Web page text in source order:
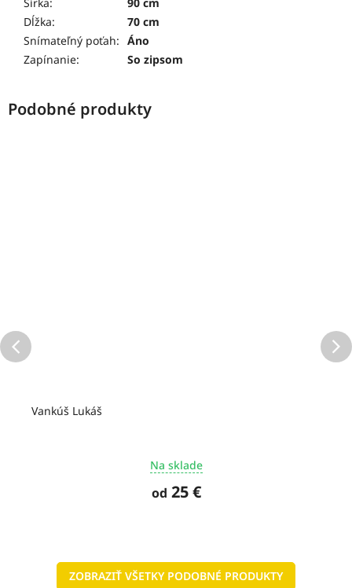
Dĺžka:
70 cm
Snímateľný poťah: Áno
Zapínanie: So zipsom
Vankúš Lukáš
Na sklade
od 25 €
ZOBRAZIŤ VŠETKY PODOBNÉ PRODUKTY